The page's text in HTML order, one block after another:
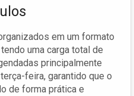
em um formato
uma carga total de
principalmente
feira, garantido que o
de forma prática e